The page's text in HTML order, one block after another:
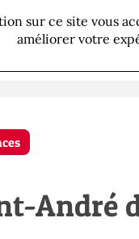
sur ce site vous
améliorer votre
André